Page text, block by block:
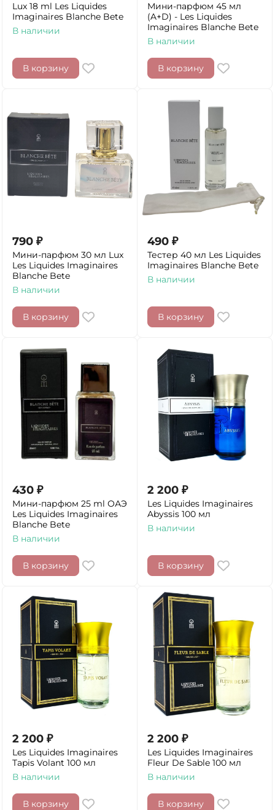
Lux 18 ml Les Liquides
Imaginaires Blanche Bete
В наличии
В корзину
Мини-парфюм 45 мл
(A+D) - Les Liquides
Imaginaires Blanche Bete
В наличии
В корзину
790 ₽
Мини-парфюм 30 мл Lux
Les Liquides Imaginaires
Blanche Bete
В наличии
В корзину
490 ₽
Тестер 40 мл Les Liquides
Imaginaires Blanche Bete
В наличии
В корзину
430 ₽
Мини-парфюм 25 ml ОАЭ
Les Liquides Imaginaires
Blanche Bete
В наличии
В корзину
2 200 ₽
Les Liquides Imaginaires
Abyssis 100 мл
В наличии
В корзину
2 200 ₽
Les Liquides Imaginaires
Tapis Volant 100 мл
В наличии
В корзину
2 200 ₽
Les Liquides Imaginaires
Fleur De Sable 100 мл
В наличии
В корзину